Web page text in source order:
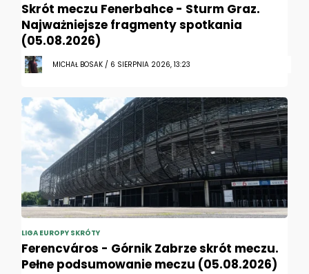
Skrót meczu Fenerbahce - Sturm Graz.
Najważniejsze fragmenty spotkania
(05.08.2026)
MICHAŁ BOSAK / 6 SIERPNIA 2026, 13:23
LIGA EUROPY SKRÓTY
Ferencváros - Górnik Zabrze skrót meczu.
Pełne podsumowanie meczu (05.08.2026)